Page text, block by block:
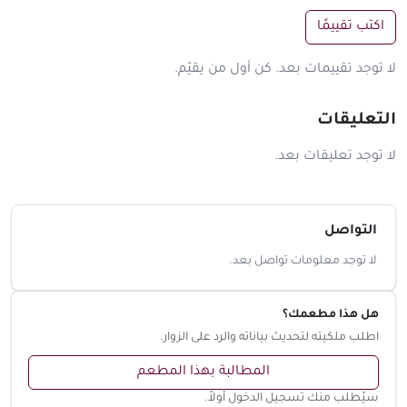
اكتب تقييمًا
لا توجد تقييمات بعد. كن أول من يقيّم.
التعليقات
لا توجد تعليقات بعد.
التواصل
لا توجد معلومات تواصل بعد.
هل هذا مطعمك؟
اطلب ملكيته لتحديث بياناته والرد على الزوار.
المطالبة بهذا المطعم
سيُطلب منك تسجيل الدخول أولاً.